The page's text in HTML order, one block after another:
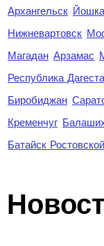
Архангельск
Нижневартовск
Магадан Арзамас
Республика
Биробиджан
Кременчуг
Батайск